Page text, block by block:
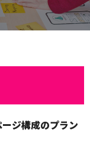
ジ構成のプラン